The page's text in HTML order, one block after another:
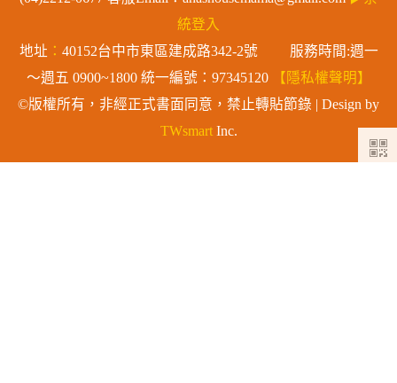
統登入
地址 ： 40152台中市東區建成路342-2號 服務時間:週一
～週五 0900~1800 統一編號：97345120
【隱私權聲明】
©版權所有，非經正式書面同意，禁止轉貼節錄 | Design by
TWsmartInc.